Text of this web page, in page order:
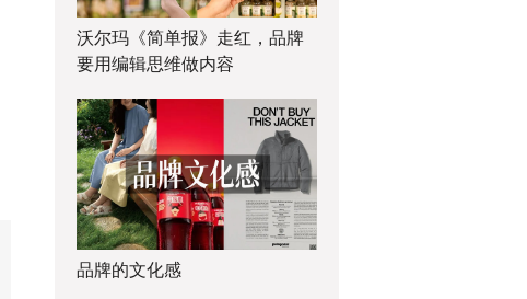
沃尔玛《简单报》走红，品牌
要用编辑思维做内容
品牌的文化感